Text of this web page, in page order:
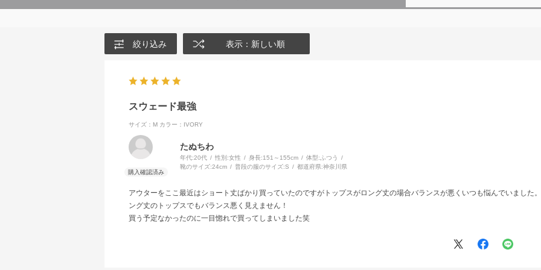
絞り込み 表示：新しい順
スウェード最強
サイズ：M カラー：IVORY
たぬちわ
年代:20代 性別:女性 身長:151～155cm 体型: ふつう
靴のサイズ:24cm 普段の服のサイズ:S 都道府県:神奈川県
アウターをここ最近はショート丈ばかり買っていたのですがトップスがロング丈の場合バランスが悪くいつも悩んでいました
ング丈のトップスでもバランス悪く見えません！
買う予定なかったのに一目惚れで買ってしまいました笑